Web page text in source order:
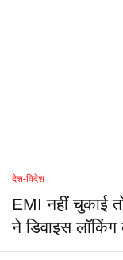
देश-विदेश
EMI नहीं चुकाई
ने डिवाइस